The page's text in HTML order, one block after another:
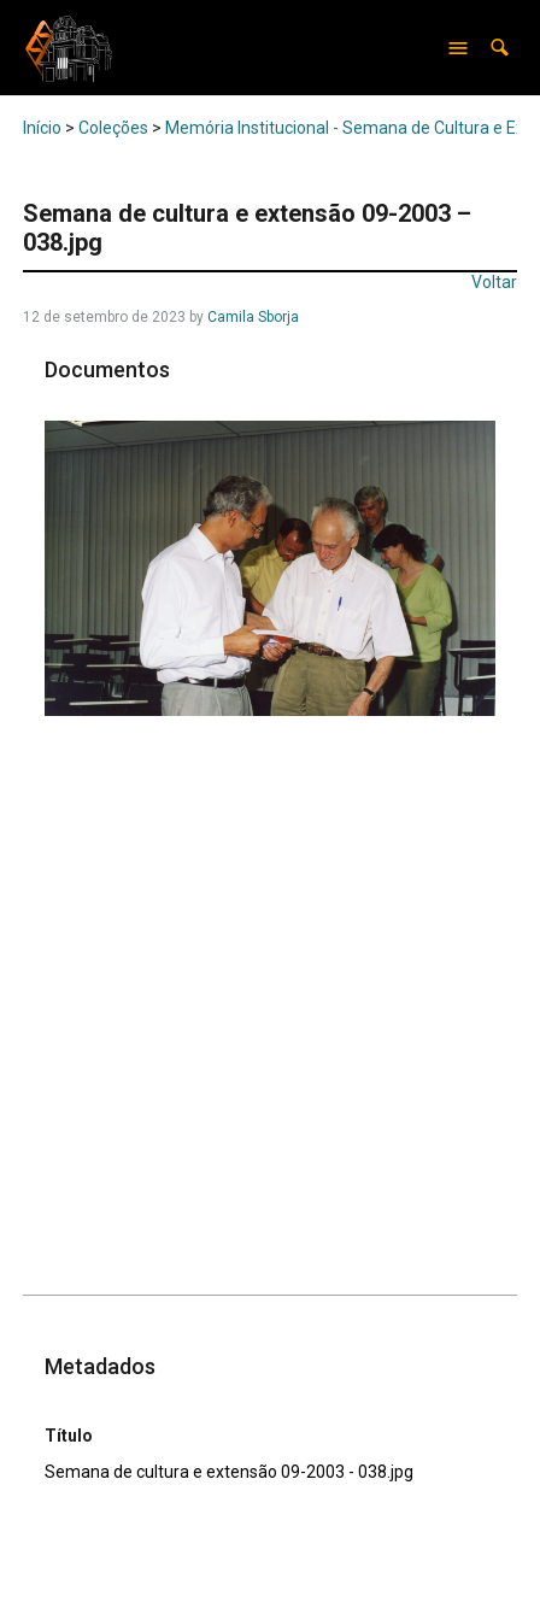
Início > Coleções > Memória Institucional - Semana de Cultura e
Semana de cultura e extensão 09-2003 –
038.jpg
Voltar
12 de setembro de 2023 by Camila Sborja
Documentos
Metadados
Título
Semana de cultura e extensão 09-2003 - 038.jpg